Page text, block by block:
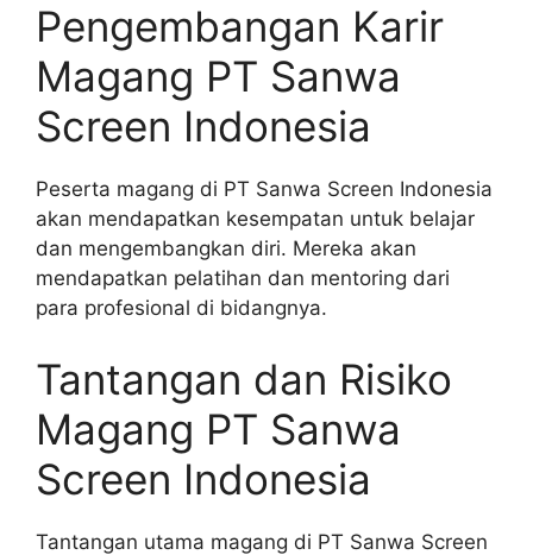
Pengembangan Karir
Magang PT Sanwa
Screen Indonesia
Peserta magang di PT Sanwa Screen Indonesia
akan mendapatkan kesempatan untuk belajar
dan mengembangkan diri. Mereka akan
mendapatkan pelatihan dan mentoring dari
para profesional di bidangnya.
Tantangan dan Risiko
Magang PT Sanwa
Screen Indonesia
Tantangan utama magang di PT Sanwa Screen